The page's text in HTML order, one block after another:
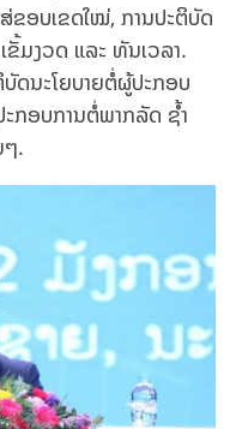
ຂອບເຂດໃໝ່, ການປະຕິບັດ
ມງວດ ແລະ ທັນເວລາ.
ດນະໂຍບາຍຕໍ່ຜູ້ປະກອບ
ກອບການຕໍ່ພາກລັດ ຊໍ້າ
ໆ.